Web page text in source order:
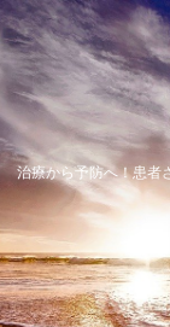
治療から予防へ！患者